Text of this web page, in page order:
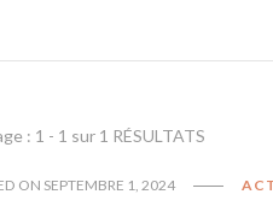
: 1 - 1 sur 1 RÉSULTATS
ON SEPTEMBRE 1, 2024